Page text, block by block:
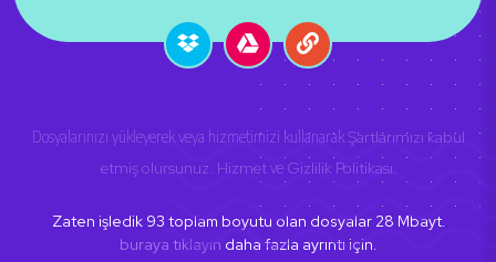
Dosyalarınızı yükleyerek veya hizmetimizi kullanarakŞartlarımızı kabul
etmiş olursunuz. Hizmetve Gizlilik Politikası
Zaten işledik 93 toplam boyutu olan dosyalar 28 Mbayt.
buraya tıklayın daha fazla ayrıntı için.